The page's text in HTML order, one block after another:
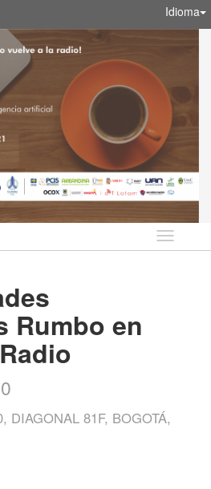
Idioma
Idioma
Rumbo en
DIAGONAL 81F, BOGOTÁ,